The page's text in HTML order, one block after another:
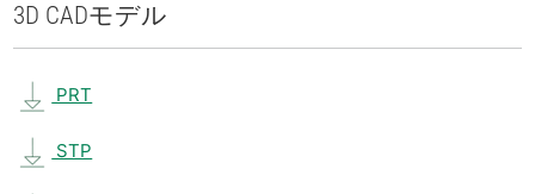
3D CADモデル
PRT
STP